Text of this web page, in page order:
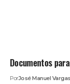
Documentos
PorJosé Manuel Vargas